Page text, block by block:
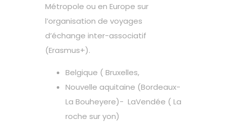
Métropole ou en Europe sur
l’organisation de voyages
d’échange inter-associatif
(Erasmus+).
Belgique ( Bruxelles,
Nouvelle aquitaine (Bordeaux-
La Bouheyere)- LaVendée ( La
roche sur yon)